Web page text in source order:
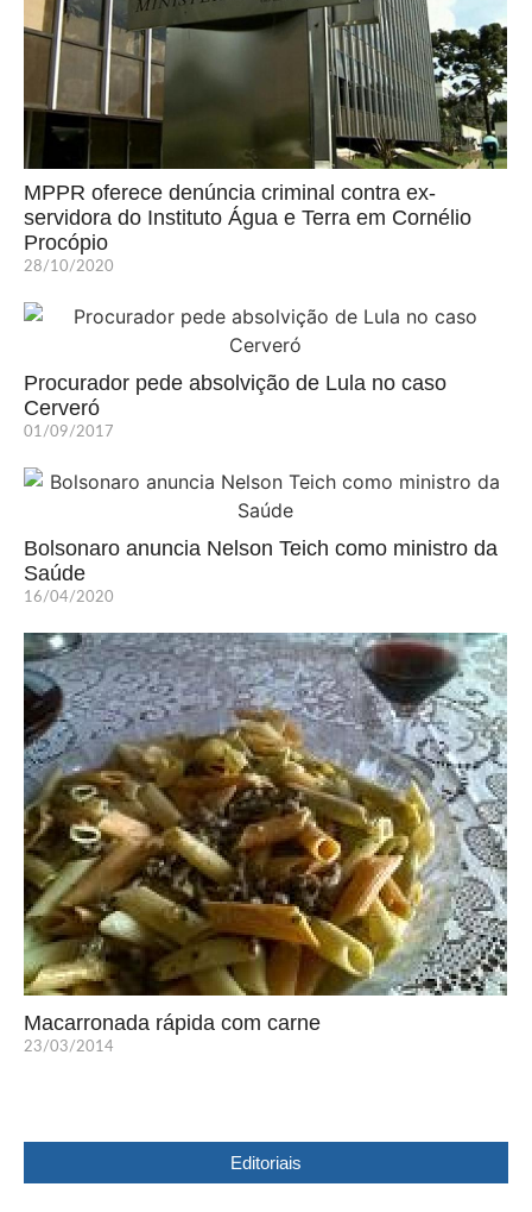
MPPR oferece denúncia criminal contra ex-
servidora do Instituto Água e Terra em Cornélio
Procópio
28/10/2020
Procurador pede absolvição de Lula no caso
Cerveró
01/09/2017
Bolsonaro anuncia Nelson Teich como ministro da
Saúde
16/04/2020
Macarronada rápida com carne
23/03/2014
Editoriais